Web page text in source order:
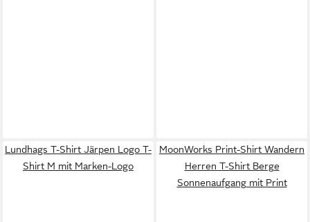
Lundhags T-Shirt Järpen Logo T-
Shirt M mit Marken-Logo
MoonWorks Print-Shirt Wandern
Herren T-Shirt Berge
Sonnenaufgang mit Print